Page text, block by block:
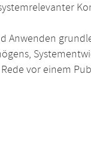
Anwenden
vor einem